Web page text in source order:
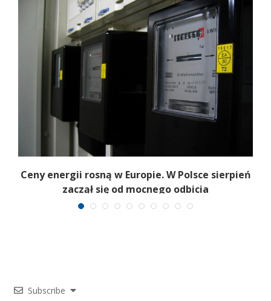
Ceny energii rosną w Europie. W Polsce sierpień
zaczął się od mocnego odbicia
Subscribe